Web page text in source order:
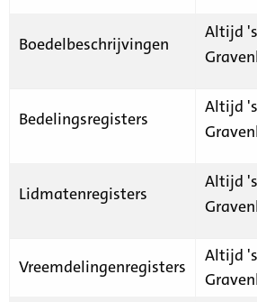
Boedelbeschrijvingen
Altijd
Bedelingsregisters
Altijd
Lidmatenregisters
Altijd
Vreemdelingenregisters
Altijd